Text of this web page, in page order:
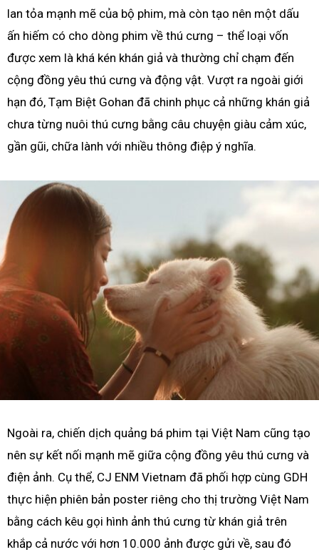
lan tỏa mạnh mẽ của bộ phim, mà còn tạo nên một dấu
ấn hiếm có cho dòng phim về thú cưng – thể loại vốn
được xem là khá kén khán giả và thường chỉ chạm đến
cộng đồng yêu thú cưng và động vật. Vượt ra ngoài giới
hạn đó, Tạm Biệt Gohan đã chinh phục cả những khán giả
chưa từng nuôi thú cưng bằng câu chuyện giàu cảm xúc,
gần gũi, chữa lành với nhiều thông điệp ý nghĩa.
Ngoài ra, chiến dịch quảng bá phim tại Việt Nam cũng tạo
nên sự kết nối mạnh mẽ giữa cộng đồng yêu thú cưng và
điện ảnh. Cụ thể, CJ ENM Vietnam đã phối hợp cùng GDH
thực hiện phiên bản poster riêng cho thị trường Việt Nam
bằng cách kêu gọi hình ảnh thú cưng từ khán giả trên
khắp cả nước với hơn 10.000 ảnh được gửi về, sau đó